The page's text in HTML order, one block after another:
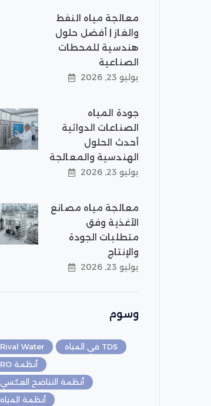
معالجة مياه النفط
والغاز | أفضل حلول
هندسية للمحطات
الصناعية
يوليو 23, 2026
جودة المياه
الصناعات الدوائية
أحدث الحلول
الهندسية والمعالجة
يوليو 23, 2026
معالجة مياه مصانع
الأغذية وفق
متطلبات الجودة
والإنتاج
يوليو 23, 2026
وسوم
Rival Water
TDS في المياه
أنظمة RO
أنظمة التناضح العكسي
أنظمة المياه